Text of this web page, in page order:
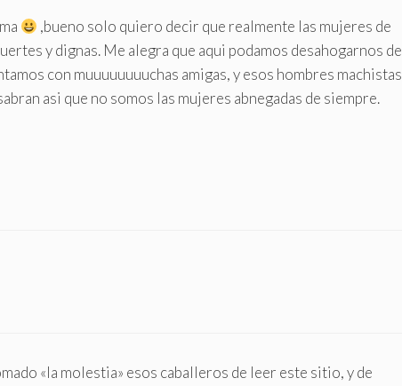
,bueno solo quiero decir que realmente las mujeres de
y dignas. Me alegra que aqui podamos desahogarnos de
con muuuuuuuuchas amigas, y esos hombres machistas
asi que no somos las mujeres abnegadas de siempre.
«la molestia» esos caballeros de leer este sitio, y de